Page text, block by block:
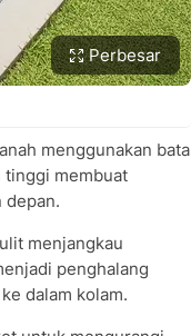
Perbesar
menggunakan bata
tinggi membuat
depan.
menjangkau
penghalang
dalam kolam.